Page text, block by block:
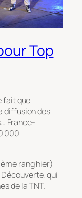
Top
fait que
diffusion des
France-
000
rang hier)
qui
de la TNT.